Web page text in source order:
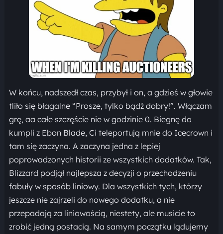
W końcu, nadszedł czas, przybył i on, a gdzieś w głowie
tliło się błagalne “Prosze, tylko bądź dobry!”. Włączam
grę, aa całe szczęście nie w godzinie 0. Biegnę do
kumpli z Ebon Blade, Ci teleportują mnie do Icecrown i
tam się zaczyna. A zaczyna jedna z lepiej
poprowadzonych historii ze wszystkich dodatków. Tak,
Blizzard podjął najlepsza z decyzji o przechodzeniu
fabuły w sposób liniowy. Dla wszystkich tych, którzy
jeszcze nie zajrzeli do nowego dodatku, a nie
przepadają za liniowością, niestety, ale musicie to
zrobić jedną postacią. Na samym początku lądujemy